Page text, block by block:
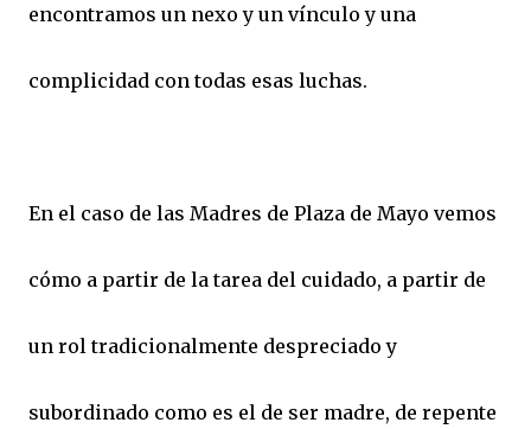
encontramos un nexo y un vínculo y una
complicidad con todas esas luchas.
En el caso de las Madres de Plaza de Mayo vemos
cómo a partir de la tarea del cuidado, a partir de
un rol tradicionalmente despreciado y
subordinado como es el de ser madre, de repente